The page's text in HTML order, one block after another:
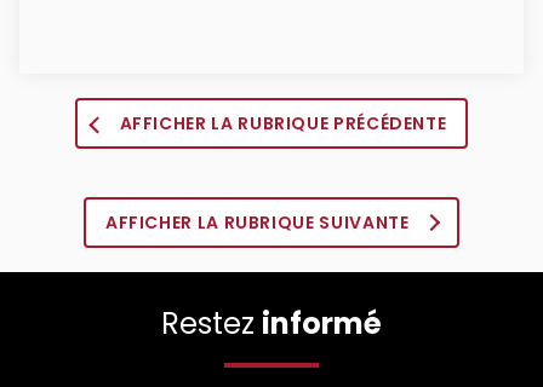
AFFICHER LA RUBRIQUE PRÉCÉDENTE
AFFICHER LA RUBRIQUE SUIVANTE
Restez informé